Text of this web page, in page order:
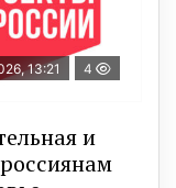
13:21 4
и